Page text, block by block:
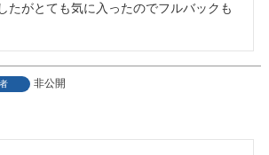
たがとても気に入ったのでフルバックも
非公開